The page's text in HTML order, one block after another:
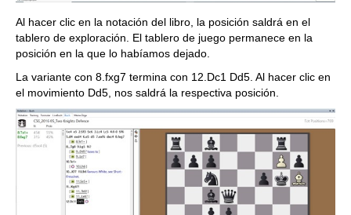
Al hacer clic en la notación del libro, la posición saldrá en el
tablero de exploración. El tablero de juego permanece en la
posición en la que lo habíamos dejado.
La variante con 8.fxg7 termina con 12.Dc1 Dd5. Al hacer clic en
el movimiento Dd5, nos saldrá la respectiva posición.